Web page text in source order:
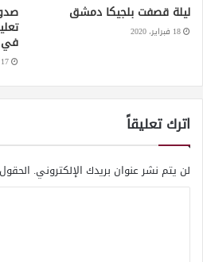
ليلة قصفت بلجيكا دمشق
18 فبراير، 2020
في
17 فبراير، 2020
اترك تعليقاً
لن يتم نشر عنوان بريدك الإلكتروني.